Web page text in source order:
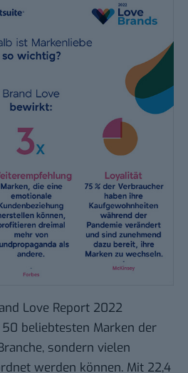
Love Report 2022
beliebtesten Marken der
sondern vielen
werden können. Mit 22,4